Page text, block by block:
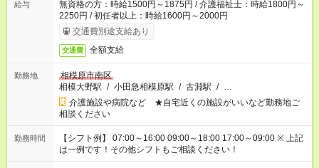
給与
無資格の方：時給1500円～1875円 / 介護福祉士：時給1800円～
2250円 / 初任者以上：時給1600円～2000円
交通費別途支給あり
交通費 全額支給
勤務地
相模原市南区
相模大野駅 / 小田急相模原駅 / 古淵駅 / …
介護施設や病院など ★自宅近くの施設がいいなど勤務地ご
相談ください
勤務時間
【シフト例】 07:00～16:00 09:00～18:00 17:00～09:00 ※ 上記
は一例です！その他シフトもご相談ください！